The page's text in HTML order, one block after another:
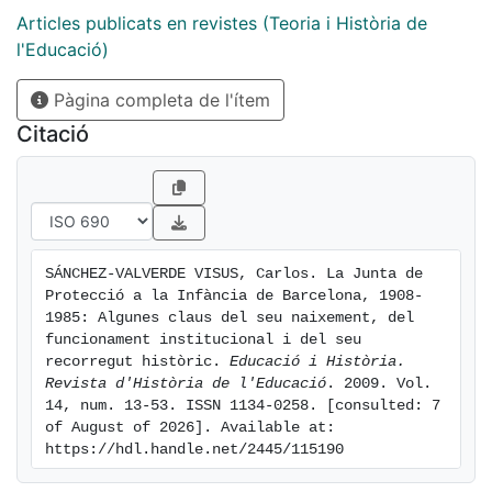
institució? L'article vol posar de manifest, i fer-ho
evident, com va sorgir, per què ho va fer, i recull
algunes referències a com ha estat l'acció social amb
la infància a Catalunya i Barcelona el segle XX, a
través de les referències a aquesta institució, que ens
fa de fil conductor perquè abraça en la vida
institucional gairebé tot el segle.
Articles publicats en revistes (Teoria i Història de
l'Educació)
Pàgina completa de l'ítem
Citació
SÁNCHEZ-VALVERDE VISUS, Carlos. La Junta de
Protecció a la Infància de Barcelona, 1908-
1985: Algunes claus del seu naixement, del
funcionament institucional i del seu
recorregut històric. Educació i Història.
Revista d'Història de l'Educació . 2009. Vol.
14, num. 13-53. ISSN 1134-0258. [consulted: 7
of August of 2026]. Available at:
https://hdl.handle.net/2445/115190